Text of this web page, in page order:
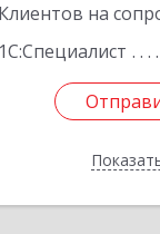
Клиентов на
1С:Специалист